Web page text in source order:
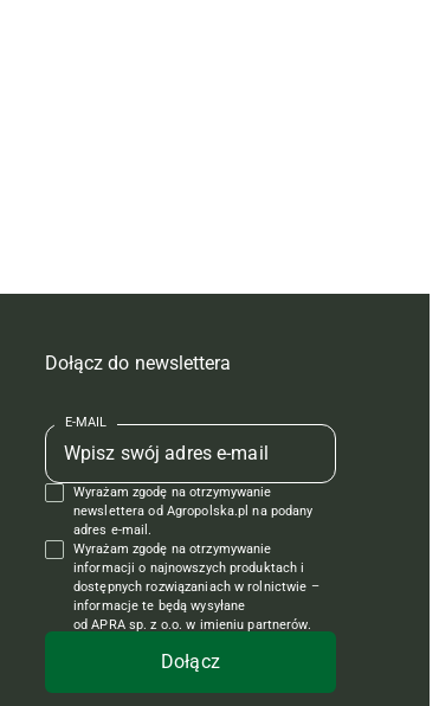
Dołącz do newslettera
E-MAIL
Wyrażam zgodę na otrzymywanie
newslettera od Agropolska.pl na podany
adres e-mail.
Wyrażam zgodę na otrzymywanie
informacji o najnowszych produktach i
dostępnych rozwiązaniach w rolnictwie –
informacje te będą wysyłane
od APRA sp. z o.o. w imieniu partnerów.